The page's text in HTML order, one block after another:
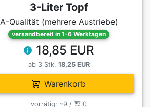
3-Liter Topf
A-Qualität (mehrere Austriebe)
versandbereit in 1-6 Werktagen
18,85 EUR
ab 3 Stk. 18,25 EUR
Warenkorb
vorrätig: ~9 / 0